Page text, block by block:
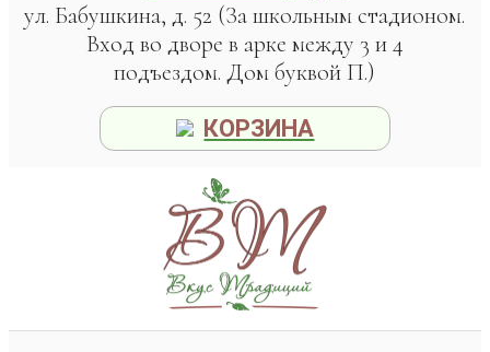
ул. Бабушкина, д. 52 (За школьным стадионом.
Вход во дворе в арке между 3 и 4
подъездом. Дом буквой П.)
КОРЗИНА